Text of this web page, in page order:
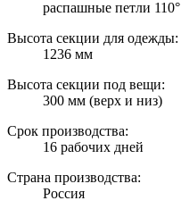
распашные петли 110°
Высота секции для одежды:
1236 мм
Высота секции под вещи:
300 мм (верх и низ)
Срок производства:
16 рабочих дней
Страна производства:
Россия